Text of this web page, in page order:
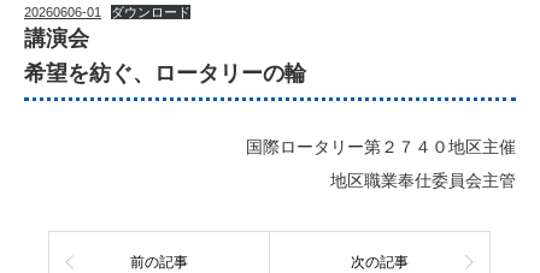
20260606-01 ダウンロード
講演会
希望を紡ぐ、ロータリーの輪
国際ロータリー第２７４０地区主催
地区職業奉仕委員会主管
前の記事 次の記事